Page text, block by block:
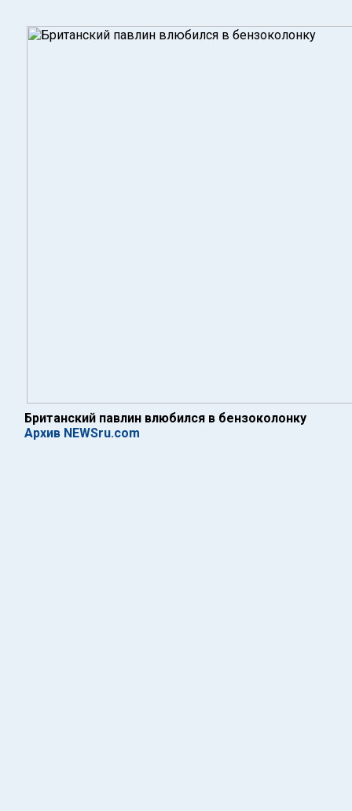
Британский павлин влюбился в бензоколонку
Архив NEWSru.com